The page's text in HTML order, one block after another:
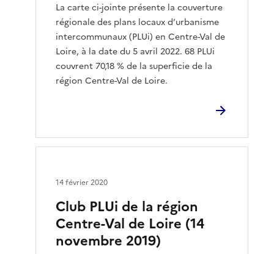
La carte ci-jointe présente la couverture
régionale des plans locaux d’urbanisme
intercommunaux (PLUi) en Centre-Val de
Loire, à la date du 5 avril 2022. 68 PLUi
couvrent 70,18 % de la superficie de la
région Centre-Val de Loire.
Club PLUi de la région
Centre-Val de Loire (14
novembre 2019)
14 février 2020